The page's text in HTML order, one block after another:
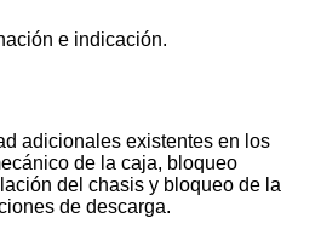
e indicación.
adicionales existentes en los
de la caja, bloqueo
del chasis y bloqueo de la
de descarga.